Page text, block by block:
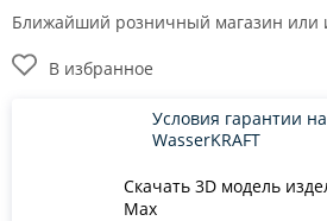
Ближайший розничный магазин или
В избранное
Скачать 3D модель
Max
Условия гарантии
WasserKRAFT